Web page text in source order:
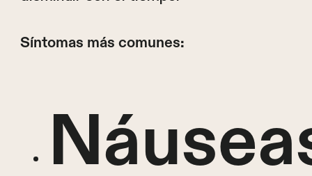
Síntomas más comunes: